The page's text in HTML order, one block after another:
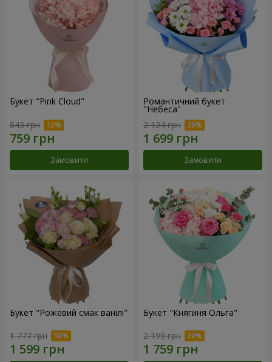
Букет "Pink Cloud"
843 грн
Замовити
Романтичний букет
"Небеса"
2 124 грн
Замовити
Букет "Рожевий смак ванілі"
1 777 грн
Букет "Княгиня Ольга"
2 199 грн